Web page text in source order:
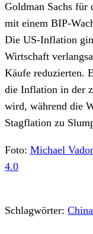
Goldman Sachs für
mit einem BIP-
Die US-Inflation
Wirtschaft
Käufe reduzierten.
die Inflation in der
wird, während die
Stagflation zu
Foto: Michael
4.0
Schlagwörter: China